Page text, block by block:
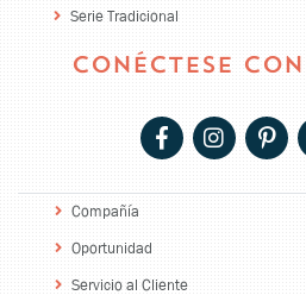
Serie Tradicional
CONÉCTESE
Compañía
Oportunidad
Servicio al Cliente